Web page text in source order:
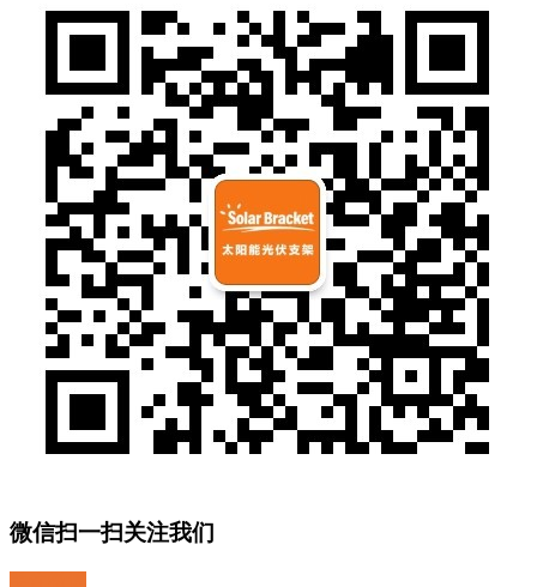
微信扫一扫关注我们